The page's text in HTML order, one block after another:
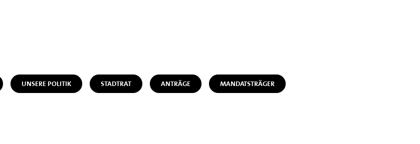
UNSERE POLITIK STADTRAT ANTRÄGE MANDATSTRÄGER